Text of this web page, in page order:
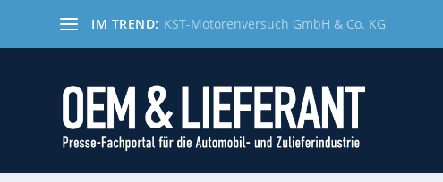
IM TREND: KST-Motorenversuch GmbH & Co. KG